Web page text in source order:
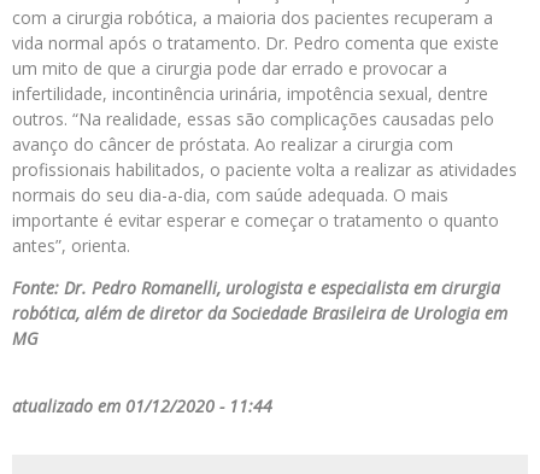
com a cirurgia robótica, a maioria dos pacientes recuperam a
vida normal após o tratamento. Dr. Pedro comenta que existe
um mito de que a cirurgia pode dar errado e provocar a
infertilidade, incontinência urinária, impotência sexual, dentre
outros. “Na realidade, essas são complicações causadas pelo
avanço do câncer de próstata. Ao realizar a cirurgia com
profissionais habilitados, o paciente volta a realizar as atividades
normais do seu dia-a-dia, com saúde adequada. O mais
importante é evitar esperar e começar o tratamento o quanto
antes”, orienta.
Fonte: Dr. Pedro Romanelli, urologista e especialista em cirurgia
robótica, além de diretor da Sociedade Brasileira de Urologia em
MG
atualizado em 01/12/2020 - 11:44